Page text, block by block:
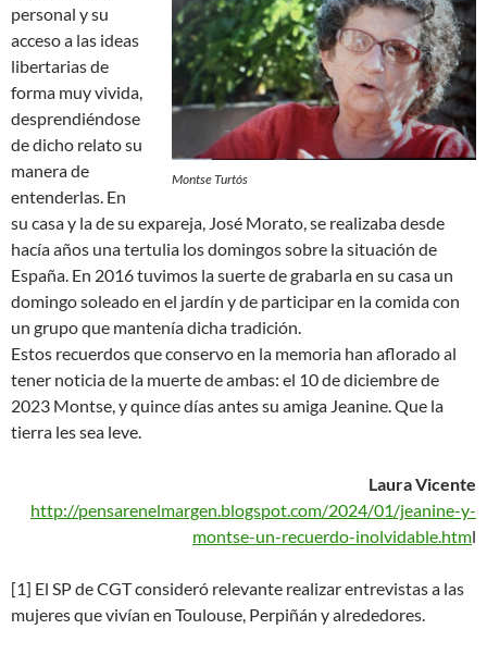
Montse Turtós
personal y su
acceso a las ideas
libertarias de
forma muy vivida,
desprendiéndose
de dicho relato su
manera de
entenderlas. En
su casa y la de su expareja, José Morato, se realizaba desde
hacía años una tertulia los domingos sobre la situación de
España. En 2016 tuvimos la suerte de grabarla en su casa un
domingo soleado en el jardín y de participar en la comida con
un grupo que mantenía dicha tradición.
Estos recuerdos que conservo en la memoria han aflorado al
tener noticia de la muerte de ambas: el 10 de diciembre de
2023 Montse, y quince días antes su amiga Jeanine. Que la
tierra les sea leve.
Laura Vicente
http://pensarenelmargen.blogspot.com/2024/01/jeanine-y-
montse-un-recuerdo-inolvidable.html
[1] El SP de CGT consideró relevante realizar entrevistas a las
mujeres que vivían en Toulouse, Perpiñán y alrededores.